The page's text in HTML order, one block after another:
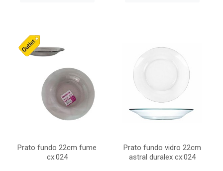
Prato fundo 22cm fume
cx:024
Prato fundo vidro 22cm
astral duralex cx:024